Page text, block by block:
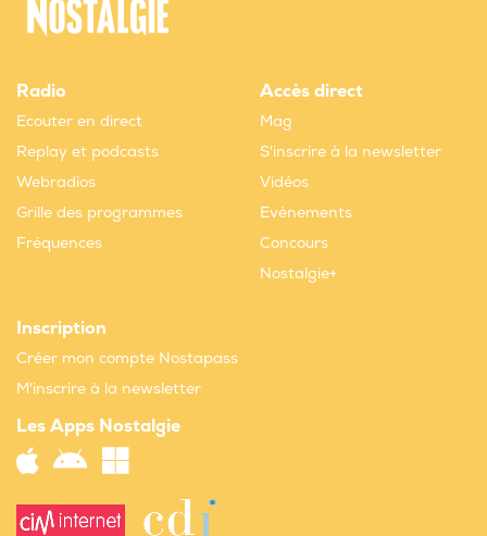
Radio
Ecouter en direct
Replay et podcasts
Webradios
Grille des programmes
Fréquences
Accès direct
Mag
S'inscrire à la newsletter
Vidéos
Evènements
Concours
Nostalgie+
Inscription
Créer mon compte Nostapass
M'inscrire à la newsletter
Les Apps Nostalgie